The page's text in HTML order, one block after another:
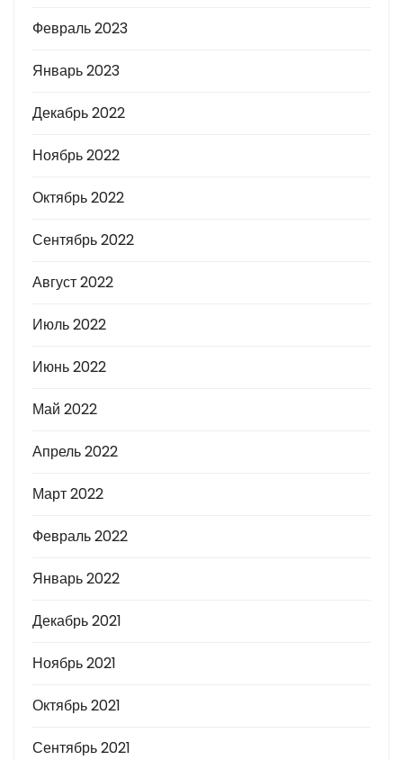
Февраль 2023
Январь 2023
Декабрь 2022
Ноябрь 2022
Октябрь 2022
Сентябрь 2022
Август 2022
Июль 2022
Июнь 2022
Май 2022
Апрель 2022
Март 2022
Февраль 2022
Январь 2022
Декабрь 2021
Ноябрь 2021
Октябрь 2021
Сентябрь 2021